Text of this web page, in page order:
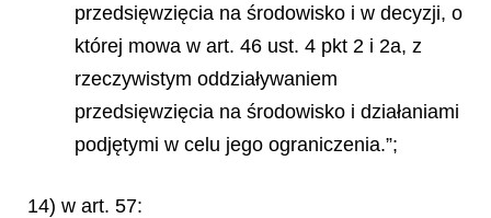
przedsięwzięcia na środowisko i w decyzji, o
której mowa w art. 46 ust. 4 pkt 2 i 2a, z
rzeczywistym oddziaływaniem
przedsięwzięcia na środowisko i działaniami
podjętymi w celu jego ograniczenia.”;
14) w art. 57: